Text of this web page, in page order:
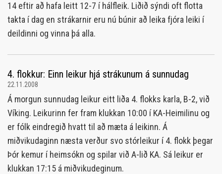
14 eftir að hafa leitt 12-7 í hálfleik. Liðið sýndi oft flotta
takta í dag en strákarnir eru nú búnir að leika fjóra leiki í
deildinni og vinna þá alla.
4. flokkur: Einn leikur hjá strákunum á sunnudag
22.11.2008
Á morgun sunnudag leikur eitt liða 4. flokks karla, B-2, við
Víking. Leikurinn fer fram klukkan 10:00 í KA-Heimilinu og
er fólk eindregið hvatt til að mæta á leikinn. Á
miðvikudaginn næsta verður svo stórleikur í 4. flokk þegar
Þór kemur í heimsókn og spilar við A-lið KA. Sá leikur er
klukkan 17:15 á miðvikudeginum.